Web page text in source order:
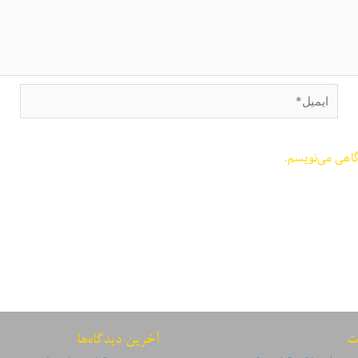
ایمیل*
می‌نویسم.
آخرین دیدگاه‌ها